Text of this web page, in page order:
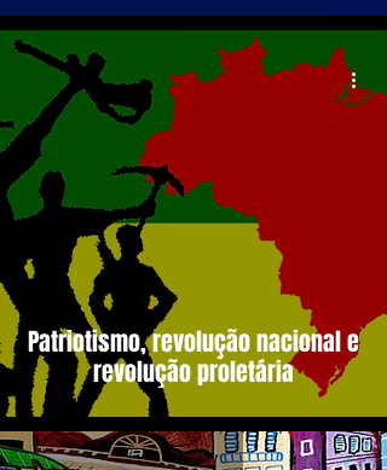
Patriotismo, revolução nacional e
revolução proletária